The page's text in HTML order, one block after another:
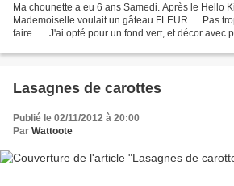
Ma chounette a eu 6 ans Samedi. Après le Hello
Mademoiselle voulait un gâteau FLEUR .... Pas
faire ..... J'ai opté pour un fond vert, et décor avec
Lasagnes de carottes
Publié le 02/11/2012 à 20:00
Par Wattoote